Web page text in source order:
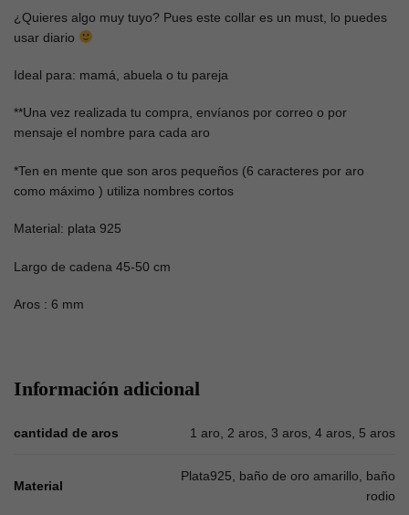
¿Quieres algo muy tuyo? Pues este collar es un must, lo puedes
usar diario
Ideal para: mamá, abuela o tu pareja
**Una vez realizada tu compra, envíanos por correo o por
mensaje el nombre para cada aro
*Ten en mente que son aros pequeños (6 caracteres por aro
como máximo ) utiliza nombres cortos
Material: plata 925
Largo de cadena 45-50 cm
Aros : 6 mm
Información adicional
cantidad de aros 1 aro, 2 aros, 3 aros, 4 aros, 5 aros
Material
Plata925, baño de oro amarillo, baño
rodio